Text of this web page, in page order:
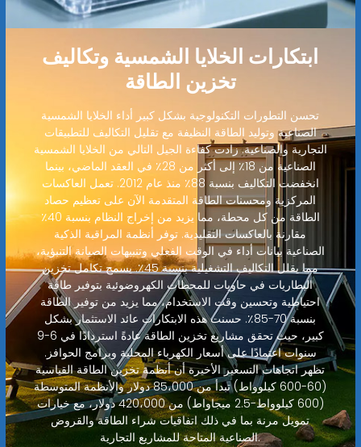
ابتكارات الخلايا الشمسية وتكاليف
تخزين الطاقة
تحسن التطورات التكنولوجية بشكل كبير أداء الخلايا الشمسية
الصناعية وتوليد الطاقة النظيفة مع تقليل التكاليف للتطبيقات
التجارية والصناعية. زادت كفاءة الجيل التالي من الخلايا الشمسية
الصناعية من 18٪ إلى أكثر من 28٪ في العقد الماضي، بينما
انخفضت التكاليف بنسبة 88٪ منذ عام 2012. تعمل العاكسات
المركزية ومحسنات الطاقة المتقدمة الآن على تعظيم حصاد
الطاقة من كل محطة، مما يزيد من إخراج النظام بنسبة 40٪
مقارنة بالعاكسات التقليدية. توفر أنظمة المراقبة الذكية
الصناعية بيانات أداء في الوقت الفعلي وتنبيهات الصيانة التنبؤية،
مما يقلل التكاليف التشغيلية بنسبة 45٪. يسمح تكامل تخزين
البطاريات في حاويات للمحطات الكهروضوئية بتوفير طاقة
احتياطية وتحسين وقت الاستخدام، مما يزيد من توفير الطاقة
بنسبة 70-85٪. حسنت هذه الابتكارات عائد الاستثمار بشكل
كبير، حيث تحقق مشاريع تخزين الطاقة عادةً استردادًا في 6-9
سنوات اعتمادًا على أسعار الكهرباء المحلية وبرامج الحوافز.
تظهر اتجاهات التسعير الأخيرة أن أنظمة تخزين الطاقة القياسية
(60-600 كيلوواط) تبدأ من 85،000 دولار والأنظمة المتوسطة
(600 كيلوواط-2.5 ميجاواط) من 420،000 دولار، مع خيارات
تمويل مرنة بما في ذلك اتفاقيات شراء الطاقة والقروض
الصناعية المتاحة للمشاريع التجارية.